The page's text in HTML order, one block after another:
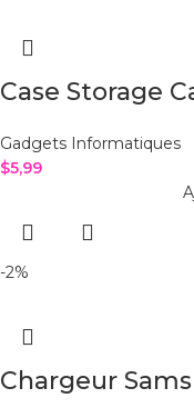
Case Storage
Gadgets Informatiques
$5,99
-2%
Chargeur